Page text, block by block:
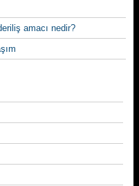
amacı nedir?